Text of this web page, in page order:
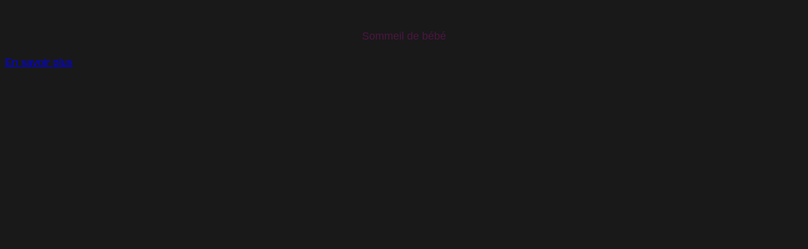
Sommeil de bébé
En savoir plus